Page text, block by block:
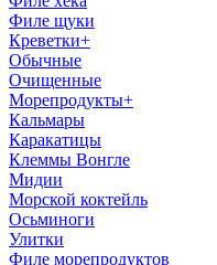
Филе щуки
Креветки+
Обычные
Очищенные
Морепродукты+
Кальмары
Каракатицы
Клеммы Вонгле
Мидии
Морской коктейль
Осьминоги
Улитки
Филе морепродуктов